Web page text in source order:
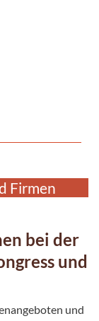
Firmen
bei der
und
und